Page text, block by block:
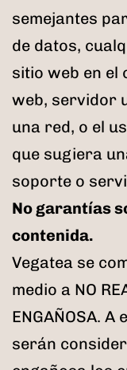
semejantes
de datos,
sitio web en el
web, servidor
una red, o el
que sugiera
soporte o
No garantías
contenida.
Vegatea se
medio a NO
ENGAÑOSA.
serán